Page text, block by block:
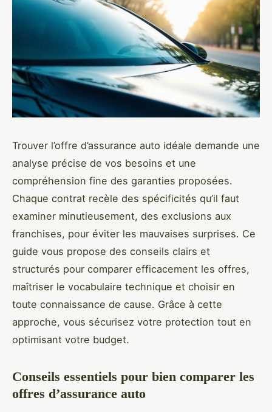
Trouver l’offre d’assurance auto idéale demande une
analyse précise de vos besoins et une
compréhension fine des garanties proposées.
Chaque contrat recèle des spécificités qu’il faut
examiner minutieusement, des exclusions aux
franchises, pour éviter les mauvaises surprises. Ce
guide vous propose des conseils clairs et
structurés pour comparer efficacement les offres,
maîtriser le vocabulaire technique et choisir en
toute connaissance de cause. Grâce à cette
approche, vous sécurisez votre protection tout en
optimisant votre budget.
Conseils essentiels pour bien comparer les
offres d’assurance auto